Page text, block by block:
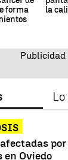
forma
la
en Oviedo